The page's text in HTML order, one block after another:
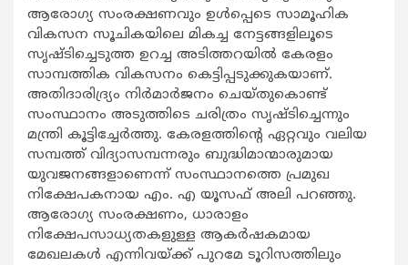
ആരോഗ്യ സംരക്ഷണവും ഉള്‍പ്പെടെ സാമൂഹിക
വികസന സൂചികയിലെ മികച്ച നേട്ടങ്ങളിലൂടെ
സൃഷ്ടിച്ചെടുത്ത ഉറച്ച അടിത്തറയില്‍ കേരളം
സാമ്പത്തിക വികസനം കെട്ടിപ്പടുക്കുകയാണ്.
അതിദാരിദ്ര്യം നിര്‍മാര്‍ജനം ചെയ്തുകൊണ്ട്
സംസ്ഥാനം അടുത്തിടെ ചരിത്രം സൃഷ്ടിച്ചെന്നും
മന്ത്രി കൂട്ടിച്ചേര്‍ത്തു. കേരളത്തിന്‍റെ ഏറ്റവും വലിയ
സമ്പത്ത് വിദ്യാസമ്പന്നരും ബുദ്ധിമാന്മാരുമായ
യുവജനങ്ങളാണെന്ന് സംസ്ഥാനത്തെ പ്രമുഖ
നിക്ഷേപകനായ എം. എ യൂസഫ് അലി പറഞ്ഞു.
ആരോഗ്യ സംരക്ഷണം, ധാരാളം
നിക്ഷേപസാധ്യതകളുള്ള ആകര്‍ഷകമായ
മേഖലകള്‍ എന്നിവയ്ക്ക് പുറമേ ടൂറിസത്തിലും